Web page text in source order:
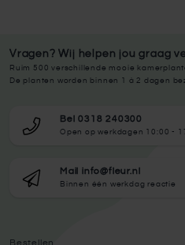
Vragen? Wij helpen jou graag
Ruim 500 verschillende mooie
De planten worden binnen 1 à 2 dagen
Bel 0318 240300
Open op werkdagen 10:00 -
Mail info@fleur.nl
Binnen één werkdag reactie
Bestellen